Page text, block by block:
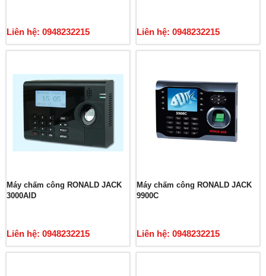
Liên hệ: 0948232215 Liên hệ: 0948232215
Máy chấm công RONALD JACK
3000AID
Liên hệ: 0948232215
Máy chấm công RONALD JACK
9900C
Liên hệ: 0948232215